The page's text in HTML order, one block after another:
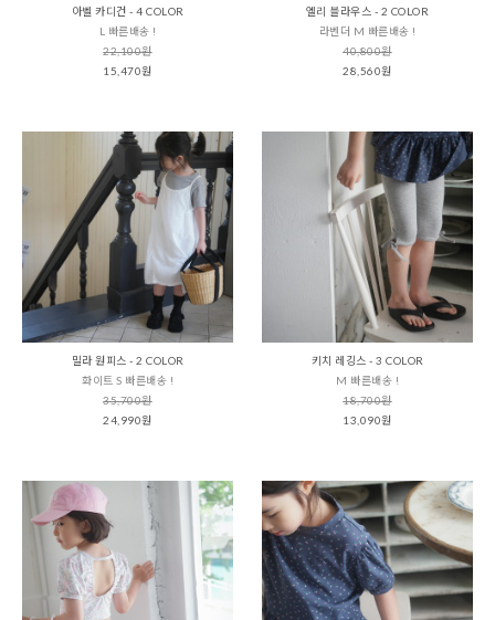
아벨 카디건 - 4 COLOR
L 빠른배송 !
22,100원
15,470원
엘리 블라우스 - 2 COLOR
라벤더 M 빠른배송 !
40,800원
28,560원
밀라 원피스 - 2 COLOR
화이트 S 빠른배송 !
35,700원
24,990원
키치 레깅스 - 3 COLOR
M 빠른배송 !
18,700원
13,090원